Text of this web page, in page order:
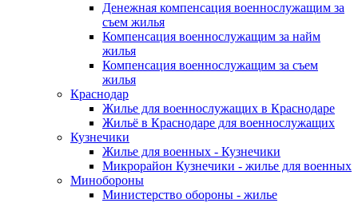
Денежная компенсация военнослужащим за
съем жилья
Компенсация военнослужащим за найм
жилья
Компенсация военнослужащим за съем
жилья
Краснодар
Жилье для военнослужащих в Краснодаре
Жильё в Краснодаре для военнослужащих
Кузнечики
Жилье для военных - Кузнечики
Микрорайон Кузнечики - жилье для военных
Минобороны
Министерство обороны - жилье